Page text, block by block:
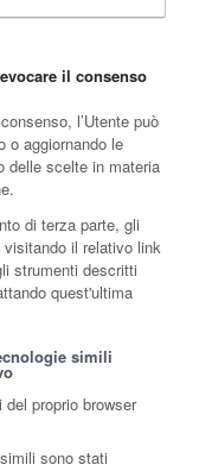
il consenso
l’Utente può
o aggiornando le
delle scelte in materia
di terza parte, gli
visitando il relativo link
strumenti descritti
quest'ultima
simili
proprio browser
sono stati